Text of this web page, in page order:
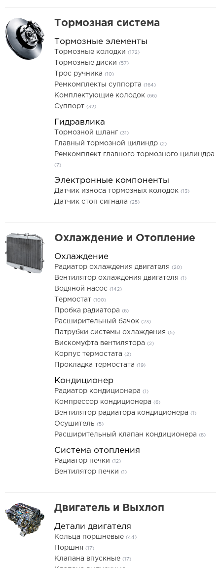
Тормозная система
Тормозные элементы
Тормозные колодки (172)
Тормозные диски (57)
Трос ручника (10)
Ремкомплекты суппорта (164)
Комплектующие колодок (66)
Суппорт (32)
Гидравлика
Тормозной шланг (31)
Главный тормозной цилиндр (2)
Ремкомплект главного тормозного цилиндра
(7)
Электронные компоненты
Датчик износа тормозных колодок (13)
Датчик стоп сигнала (25)
Охлаждение и Отопление
Охлаждение
Радиатор охлаждения двигателя (20)
Вентилятор охлаждения двигателя (1)
Водяной насос (142)
Термостат (100)
Пробка радиатора (6)
Расширительный бачок (23)
Патрубки системы охлаждения (5)
Вискомуфта вентилятора (2)
Корпус термостата (2)
Прокладка термостата (19)
Кондиционер
Радиатор кондиционера (1)
Компрессор кондиционера (6)
Вентилятор радиатора кондиционера (1)
Осушитель (5)
Расширительный клапан кондиционера (8)
Система отопления
Радиатор печки (12)
Вентилятор печки (1)
Двигатель и Выхлоп
Детали двигателя
Кольца поршневые (44)
Поршня (17)
Клапана впускные (17)